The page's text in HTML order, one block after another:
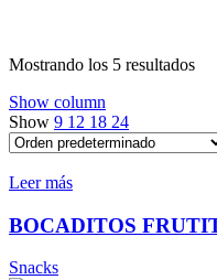
Mostrando los 5 resultados
Show column
Show 9 12 18 24
Leer más
BOCADITOS
Snacks